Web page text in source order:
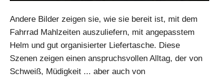
Andere Bilder zeigen sie, wie sie bereit ist, mit dem
Fahrrad Mahlzeiten auszuliefern, mit angepasstem
Helm und gut organisierter Liefertasche. Diese
Szenen zeigen einen anspruchsvollen Alltag, der von
Schweiß, Müdigkeit ... aber auch von